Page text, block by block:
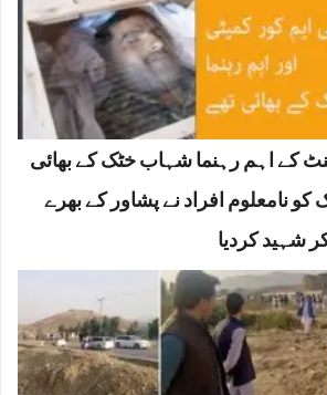
کے اہم رہنما شہاب خٹک کے بھائی
کو نامعلوم افراد نے پشاور کے بھرے
شہید کردیا